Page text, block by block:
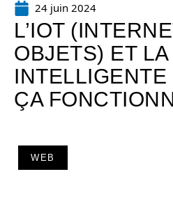
24 juin 2024
L’IOT
OBJETS) ET
ÇA
WEB